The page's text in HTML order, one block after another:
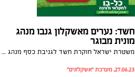
חשד: נערים מאשקלון גנבו מנהג
מונית מבוגר
משטרת ישראל חוקרת חשד לגניבת כסף מנהג מונית בן 82 מאשקלון ע"י חבורת נערים. שני צעירים בגילאי 17 ו -19 עוכבו לחקירה בעקבות סרטון שהופץ ברשת. בצעד אצילי החליט הנהג למחול להם על מנת שלא לפגוע בעתידם
27.06.23, מערכת "אשקלונים"